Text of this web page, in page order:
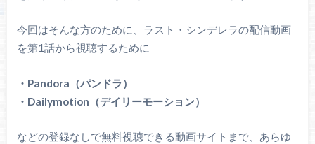
今回はそんな方のために、ラスト・シンデレラの配信動画
を第1話から視聴するために
・Pandora（パンドラ）
・Dailymotion（デイリーモーション）
などの登録なしで無料視聴できる動画サイトまで、あらゆ